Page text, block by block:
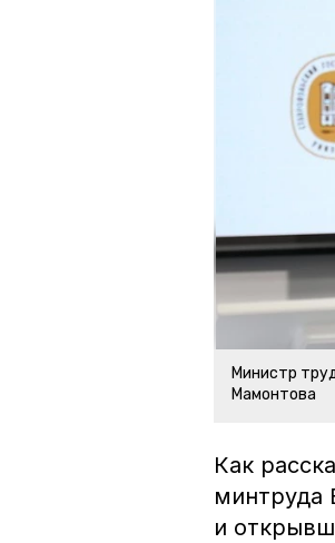
Министр
Мамонтова
Как
минтруда
и